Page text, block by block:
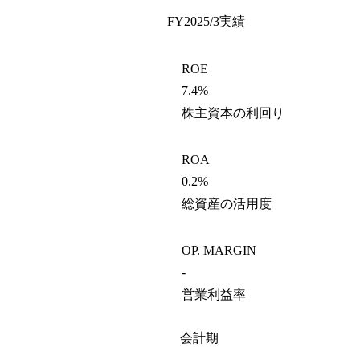
FY2025/3実績
ROE
7.4%
株主資本の利回り
ROA
0.2%
総資産の活用度
OP. MARGIN
-
営業利益率
会計期